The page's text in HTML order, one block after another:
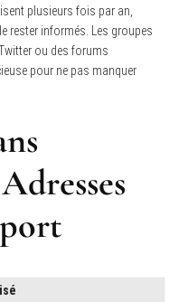
plusieurs fois par an,
rester informés. Les groupes
ou des forums
pour ne pas manquer